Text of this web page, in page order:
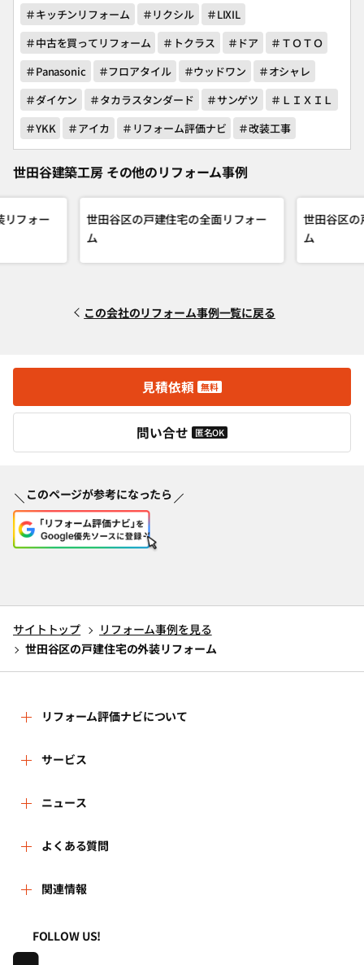
＃キッチンリフォーム
＃リクシル
＃LIXIL
＃中古を買ってリフォーム
＃トクラス ＃ドア
＃ＴＯＴＯ
＃Panasonic
＃フロアタイル ＃ウッドワン
＃オシャレ
＃ダイケン
＃タカラスタンダード ＃サンゲツ
＃ＬＩＸＩＬ
＃YKK
＃アイカ ＃リフォーム評価ナビ ＃改装工事
世田谷建築工房 その他のリフォーム事例
リフォー
世田谷区の戸建住宅の全面リフォー
ム
世田谷区の
ム
この会社のリフォーム事例一覧に戻る
見積依頼 無料
問い合せ 匿名OK
このページが参考になったら
サイトトップ
リフォーム事例を見る
世田谷区の戸建住宅の外装リフォーム
リフォーム評価ナビについて
リフォーム評価ナビとは
運営体制
はじめての方へ
事務局へのお問い合せ
地域の相談窓口のみなさまへ
サービス
リフォーム会社を探す
リフォーム事例を見る
リフォームを相談する
リフォームを学ぶ
ニュース
新着情報
講習会・セミナー
連携機関・企業・団体トピックス
よくある質問
よくある質問
利用規約
関連情報
一般財団法人住まいづくりナビセンター
FOLLOW US!